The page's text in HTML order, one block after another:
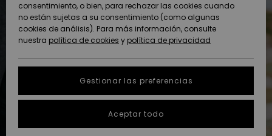
Novedades
Destacados
Novedades
Destacados
Comunidad
AYUDA &
CONTACTO
Protección de
datos
personales
Inicia una
conversación
SOSTENIBILIDAD
consentimiento, o bien, para rechazar las cookies cuando
no están sujetas a su consentimiento (como algunas
cookies de análisis). Para más información, consulte
nuestra política de cookies y política de privacidad
Gestionar las preferencias
Aceptar todo